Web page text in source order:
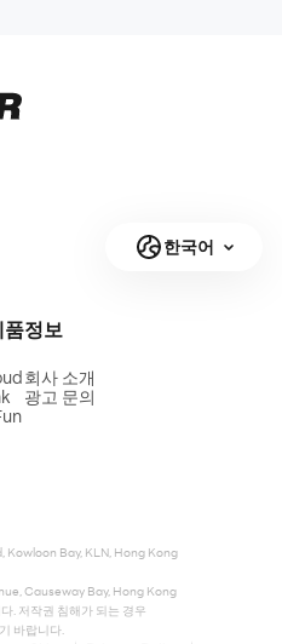
한국어
품정보
회사 소개
광고 문의
Kowloon Bay, KLN, Hong Kong
Causeway Bay, Hong Kong
. 저작권 침해가 되는 경우
바랍니다.